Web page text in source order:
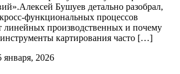
Бушуев детально разобрал,
функциональных процессов
линейных производственных и почему
картирования часто […]
января, 2026